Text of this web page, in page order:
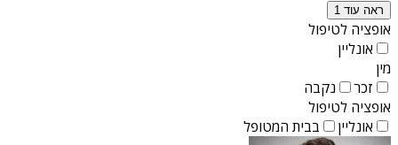
ראה עוד 1
אופציה לטיפול
אונליין
מין
זכר
נקבה
אופציה לטיפול
אונליין
בבית המטופל